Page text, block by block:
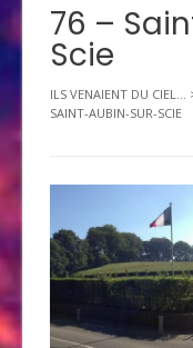
76 –
Scie
ILS VENAIENT DU CIEL...
SAINT-AUBIN-SUR-SCIE